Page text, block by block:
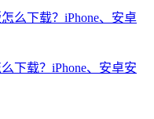
下载？iPhone、安卓安